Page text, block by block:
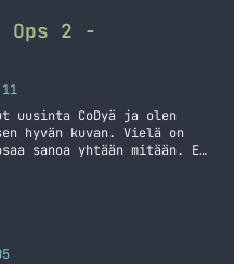
generoima
2 -
uusinta CoDyä ja olen
hyvän kuvan. Vielä on
sanoa yhtään mitään. En
hankkimeen
jo ”prestannut”, nimittäin
osa-alueeseen.
Jatka lukemista